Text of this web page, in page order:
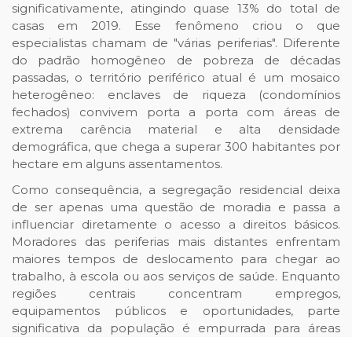
significativamente, atingindo quase 13% do total de
casas em 2019. Esse fenômeno criou o que
especialistas chamam de "várias periferias". Diferente
do padrão homogêneo de pobreza de décadas
passadas, o território periférico atual é um mosaico
heterogêneo: enclaves de riqueza (condomínios
fechados) convivem porta a porta com áreas de
extrema carência material e alta densidade
demográfica, que chega a superar 300 habitantes por
hectare em alguns assentamentos.
Como consequência, a segregação residencial deixa
de ser apenas uma questão de moradia e passa a
influenciar diretamente o acesso a direitos básicos.
Moradores das periferias mais distantes enfrentam
maiores tempos de deslocamento para chegar ao
trabalho, à escola ou aos serviços de saúde. Enquanto
regiões centrais concentram empregos,
equipamentos públicos e oportunidades, parte
significativa da população é empurrada para áreas